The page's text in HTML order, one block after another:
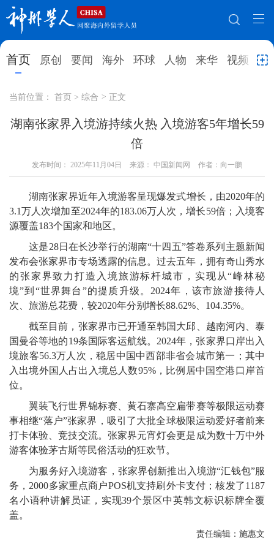
首页 原创 要闻 海外 环球 人物 来华 视频 教
网站地图
首页 原创
环球 人物 来华 视频
综合 深度 专题 实用信息
招聘信息 更多数据
当前位置： 首页 > 综合 > 正文
湖南张家界入境游持续火热 入境游客5年增长59
倍
发布时间： 2025年11月04日 来源： 中国新闻网 作者：向一鹏
湖南张家界近年入境游客呈现爆发式增长，由2020年的
3.1万人次增加至2024年的183.06万人次，增长59倍；入境客
源覆盖183个国家和地区。
这是28日在长沙举行的湖南“十四五”答卷系列主题新闻
发布会张家界市专场透露的信息。过去五年，拥有奇山秀水
的张家界致力打造入境旅游标杆城市，实现从“峰林秘
境”到“世界舞台”的提质升级。2024年，该市旅游接待人
次、旅游总花费，较2020年分别增长88.62%、104.35%。
截至目前，张家界市已开通至韩国大邱、越南河内、泰
国曼谷等地的19条国际客运航线。2024年，张家界口岸出入
境旅客56.3万人次，稳居中国中西部非省会城市第一；其中
入出境外国人占出入境总人数95%，比例居中国空港口岸首
位。
翼装飞行世界锦标赛、黄石寨高空扁带赛等极限运动赛
事相继“落户”张家界，吸引了大批全球极限运动爱好者前来
打卡体验、竞技交流。张家界元宵灯会更是成为数十万中外
游客体验茅古斯等民俗活动的狂欢节。
为服务好入境游客，张家界创新推出入境游“汇钱包”服
务，2000多家重点商户POS机支持刷外卡支付；核发了1187
名小语种讲解员证，实现39个景区中英韩文标识标牌全覆
盖。
责任编辑：施惠文